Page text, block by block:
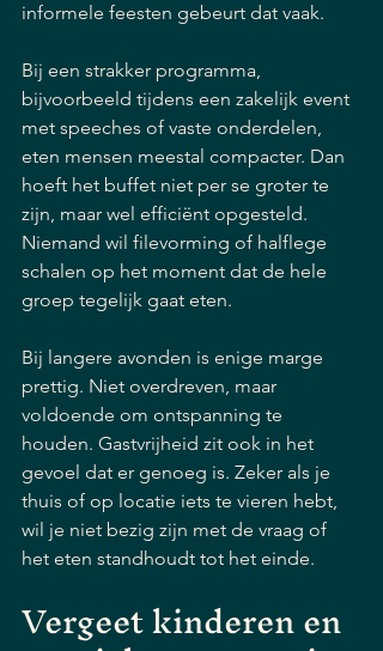
informele feesten gebeurt dat vaak.
Bij een strakker programma,
bijvoorbeeld tijdens een zakelijk event
met speeches of vaste onderdelen,
eten mensen meestal compacter. Dan
hoeft het buffet niet per se groter te
zijn, maar wel efficiënt opgesteld.
Niemand wil filevorming of halflege
schalen op het moment dat de hele
groep tegelijk gaat eten.
Bij langere avonden is enige marge
prettig. Niet overdreven, maar
voldoende om ontspanning te
houden. Gastvrijheid zit ook in het
gevoel dat er genoeg is. Zeker als je
thuis of op locatie iets te vieren hebt,
wil je niet bezig zijn met de vraag of
het eten standhoudt tot het einde.
Vergeet kinderen en